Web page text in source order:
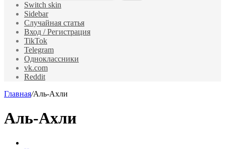
Switch skin
Sidebar
Случайная статья
Вход / Регистрация
TikTok
Telegram
Одноклассники
vk.com
Reddit
Главная/Аль-Ахли
Аль-Ахли